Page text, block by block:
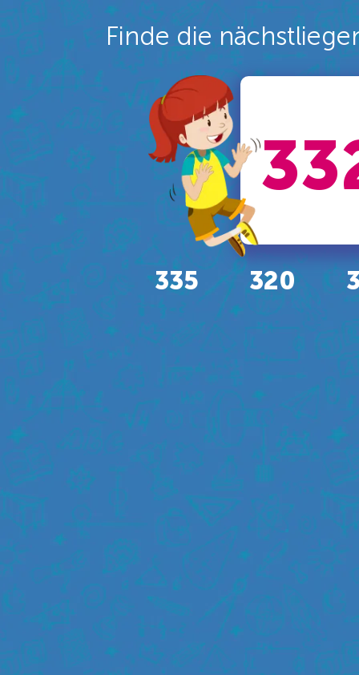
Finde die
320
335